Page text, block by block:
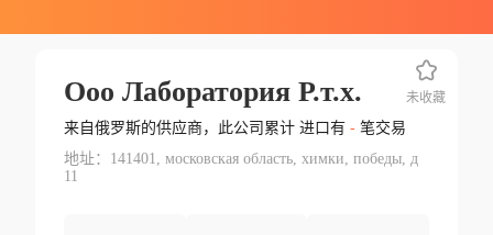
Ooo Лаборатория Р.т.х.
来自俄罗斯的供应商，此公司累计 进口有 -笔交易
地址：141401, московская область, химки, победы, д
11
未收藏